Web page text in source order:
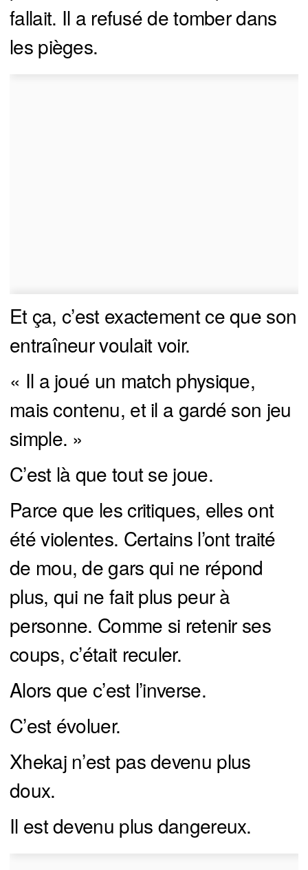
fallait. Il a refusé de tomber dans
les pièges.
Et ça, c’est exactement ce que son
entraîneur voulait voir.
« Il a joué un match physique,
mais contenu, et il a gardé son jeu
simple. »
C’est là que tout se joue.
Parce que les critiques, elles ont
été violentes. Certains l’ont traité
de mou, de gars qui ne répond
plus, qui ne fait plus peur à
personne. Comme si retenir ses
coups, c’était reculer.
Alors que c’est l’inverse.
C’est évoluer.
Xhekaj n’est pas devenu plus
doux.
Il est devenu plus dangereux.